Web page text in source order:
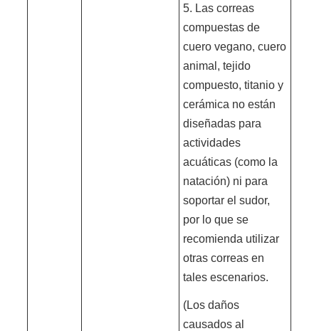
5. Las correas
compuestas de
cuero vegano, cuero
animal, tejido
compuesto, titanio y
cerámica no están
diseñadas para
actividades
acuáticas (como la
natación) ni para
soportar el sudor,
por lo que se
recomienda utilizar
otras correas en
tales escenarios.
(Los daños
causados al